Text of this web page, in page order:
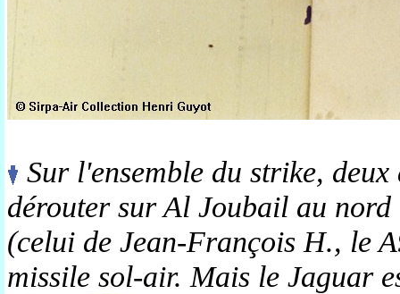
Sur l'ensemble du strike,
dérouter sur Al Joubail au
(celui de Jean-François H., le
missile sol-air. Mais le Jaguar